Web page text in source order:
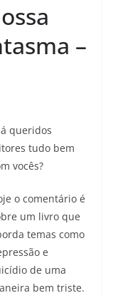
–
queridos
tudo bem
vocês?
o comentário é
um livro que
temas como
e
de uma
bem triste.